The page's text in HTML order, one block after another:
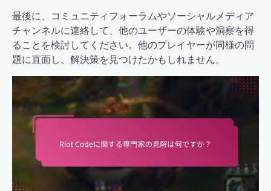
最後に、コミュニティフォーラムやソーシャルメディア
チャンネルに連絡して、他のユーザーの体験や洞察を得
ることを検討してください。他のプレイヤーが同様の問
題に直面し、解決策を見つけたかもしれません。